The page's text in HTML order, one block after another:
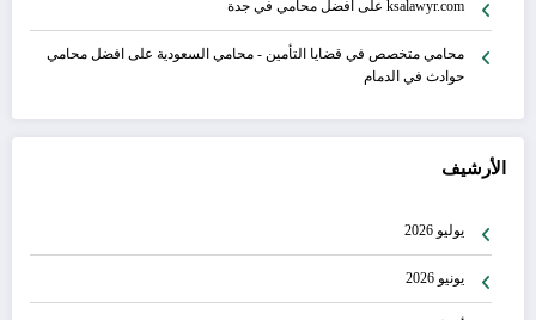
ksalawyr.com على افضل محامي في جدة
محامي متخصص في قضايا التأمين - محامي السعودية على افضل محامي
حوادث في الدمام
الأرشيف
يوليو 2026
يونيو 2026